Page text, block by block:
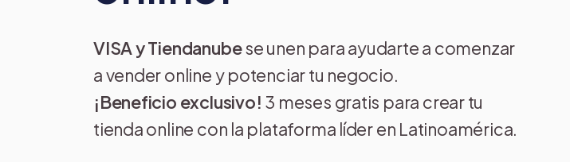
VISA y Tiendanubese unen para ayudarte a comenzar
a vender online y potenciar tu negocio.
¡Beneficio exclusivo! 3 meses gratis para crear tu
tienda online con la plataforma líder en Latinoamérica.